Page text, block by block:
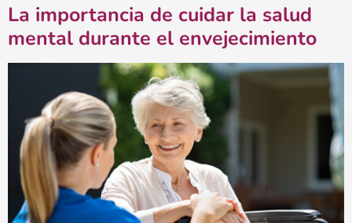
La importancia de cuidar la salud
mental durante el envejecimiento